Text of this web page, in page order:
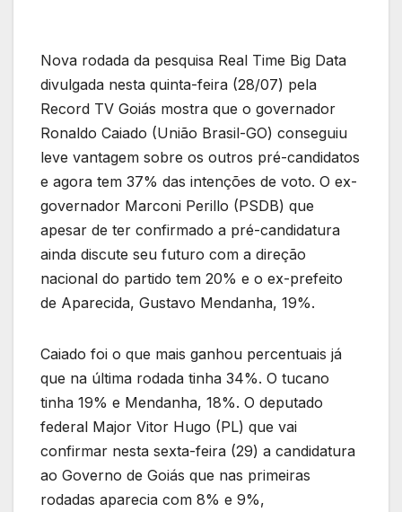
Nova rodada da pesquisa Real Time Big Data
divulgada nesta quinta-feira (28/07) pela
Record TV Goiás mostra que o governador
Ronaldo Caiado (União Brasil-GO) conseguiu
leve vantagem sobre os outros pré-candidatos
e agora tem 37% das intenções de voto. O ex-
governador Marconi Perillo (PSDB) que
apesar de ter confirmado a pré-candidatura
ainda discute seu futuro com a direção
nacional do partido tem 20% e o ex-prefeito
de Aparecida, Gustavo Mendanha, 19%.
Caiado foi o que mais ganhou percentuais já
que na última rodada tinha 34%. O tucano
tinha 19% e Mendanha, 18%. O deputado
federal Major Vitor Hugo (PL) que vai
confirmar nesta sexta-feira (29) a candidatura
ao Governo de Goiás que nas primeiras
rodadas aparecia com 8% e 9%,